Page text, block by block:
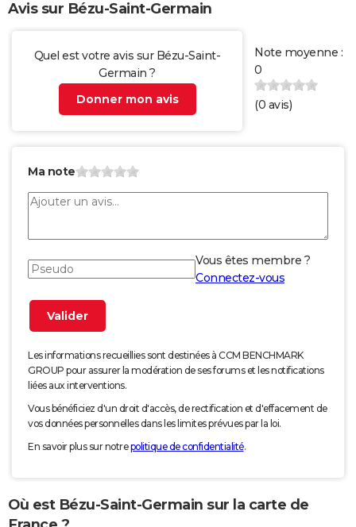
Avis sur Bézu-Saint-Germain
Quel est votre avis sur Bézu-Saint-
Germain ?
Donner mon avis
Note moyenne :
0
(0 avis)
Ma note
Vous êtes membre ?
Connectez-vous
Les informations recueillies sont destinées à CCM BENCHMARK
GROUP pour assurer la modération de ses forums et les notifications
liées aux interventions.
Vous bénéficiez d'un droit d'accès, de rectification et d'effacement de
vos données personnelles dans les limites prévues par la loi.
En savoir plus sur notrepolitique de confidentialité.
Où est Bézu-Saint-Germain sur la carte de